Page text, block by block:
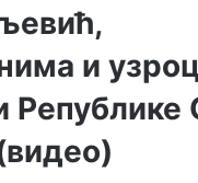
и
Републике